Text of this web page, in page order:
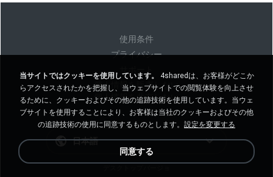
使用条件
プライバシー
個人情報を販売しない
個人情報を共有しない
日本語
当サイトではクッキーを使用しています。
4sharedは、お客様がどこか
らアクセスされたかを把握し、当ウェブサイトでの閲覧体験を向上させ
るために、クッキーおよびその他の追跡技術を使用しています。当ウェ
ブサイトを使用することにより、お客様は当社のクッキーおよびその他
の追跡技術の使用に同意するものとします。 設定を変更する
同意する